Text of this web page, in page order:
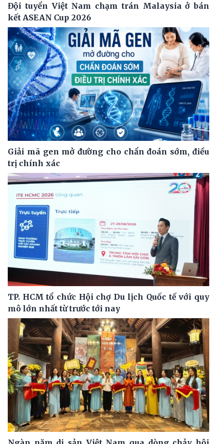
Đội tuyển Việt Nam chạm trán Malaysia ở bán
kết ASEAN Cup 2026
Giải mã gen mở đường cho chẩn đoán sớm, điều
trị chính xác
TP. HCM tổ chức Hội chợ Du lịch Quốc tế với quy
mô lớn nhất từ trước tới nay